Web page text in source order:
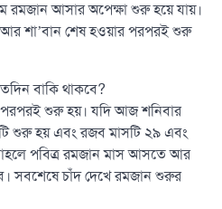
রমজান আসার অপেক্ষা শুরু হয়ে যায়।
শা’বান শেষ হওয়ার পরপরই শুরু
বাকি থাকবে?
শুরু হয়। যদি আজ শনিবার
শুরু হয় এবং রজব মাসটি ২৯ এবং
পবিত্র রমজান মাস আসতে আর
সবশেষে চাঁদ দেখে রমজান শুরুর